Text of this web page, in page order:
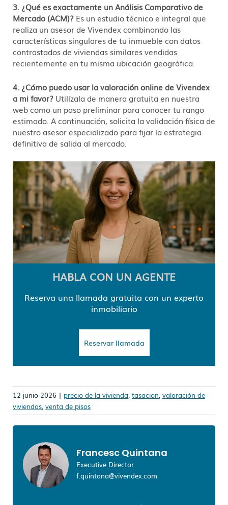
3. ¿Qué es exactamente un Análisis Comparativo de
Mercado (ACM)? Es un estudio técnico e integral que
realiza un asesor de Vivendex combinando las
características singulares de tu inmueble con datos
contrastados de viviendas similares vendidas
recientemente en tu misma ubicación geográfica.
4. ¿Cómo puedo usar la valoración online de Vivendex
a mi favor? Utilízala de manera gratuita en nuestra
web como un paso preliminar para conocer tu rango
estimado. A continuación, solicita la validación física de
nuestro asesor especializado para fijar la estrategia
definitiva de salida al mercado.
HABLA CON UN AGENTE
Reserva una llamada gratuita con un experto
inmobiliario
Reservar llamada
12-junio-2026 | precio de la vivienda, tasacion, valoración de
viviendas, venta de pisos
Francesc Quintana
Executive Director
f.quintana@vivendex.com